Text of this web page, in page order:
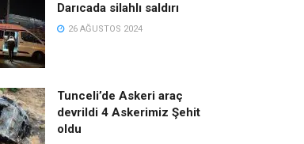
Darıcada silahlı saldırı
26 AĞUSTOS 2024
Tunceli’de Askeri araç
devrildi 4 Askerimiz Şehit
oldu